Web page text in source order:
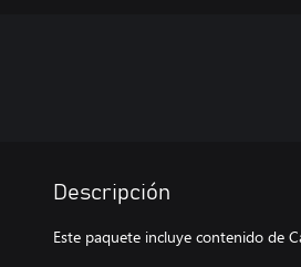
Descripción
Este paquete incluye contenido de